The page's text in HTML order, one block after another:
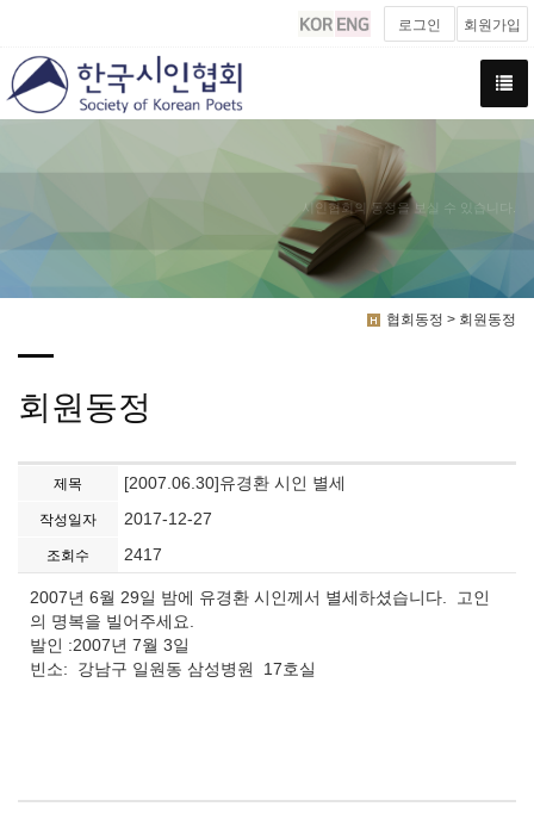
로그인 회원가입
시인협회의 동정을 보실 수 있습니다.
협회동정 > 회원동정
회원동정
제목 [2007.06.30]유경환 시인 별세
작성일자 2017-12-27
조회수 2417
2007년 6월 29일 밤에 유경환 시인께서 별세하셨습니다. 고인
의 명복을 빌어주세요.
발인 :2007년 7월 3일
빈소: 강남구 일원동 삼성병원 17호실